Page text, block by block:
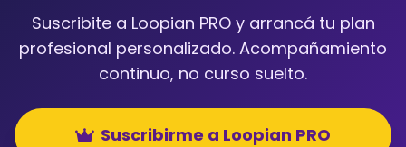
Suscribite a Loopian PRO y arrancá tu plan
profesional personalizado. Acompañamiento
continuo, no curso suelto.
Suscribirme a Loopian PRO